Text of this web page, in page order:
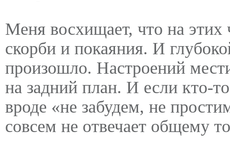
Меня восхищает, что на этих
скорби и покаяния. И
произошло. Настроений
на задний план. И если кто-
вроде «не забудем, не
совсем не отвечает общему